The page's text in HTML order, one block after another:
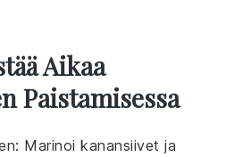
Aikaa
Paistamisessa
: Marinoikanansiivet ja